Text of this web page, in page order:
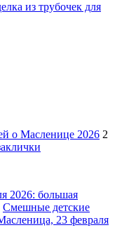
из трубочек для
о Масленице 2026 2
2026: большая
Смешные детские
23 февраля